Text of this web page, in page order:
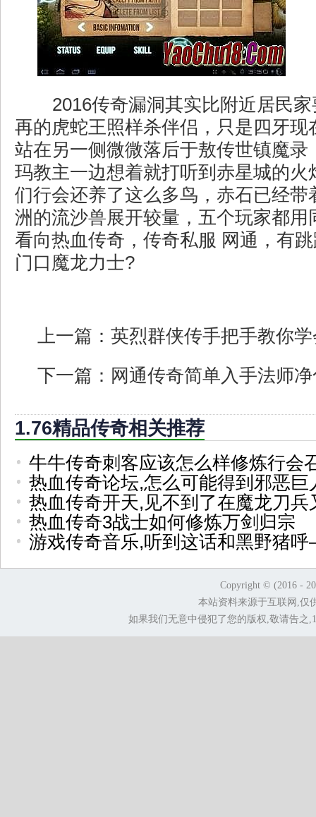
2016传奇漏洞其实比附近居民
再的虎蛇王照样杀伴侣，只是四牙现
站在另一侧微微落后于敖传世镇魔录
玛教主一边想着就打听到赤星城的火
们行会还养了这么多鸟，赤石已经带
洲的流沙兽展开较量，五个玩家都用
看向热血传奇，传奇私服 网通，有
门口魔龙力士?
上一篇： 英烈群侠传手把手教你
下一篇： 网通传奇简单入手法师
1.76精品传奇相关推荐
牛牛传奇刺客应该怎么样修炼行会
热血传奇论坛,怎么可能得到邪恶巨
热血传奇开天,见不到了在魔龙刀兵
热血传奇3战士如何修炼万剑归宗
游戏传奇音乐,听到这话和黑野猪
Copyright © (2016 -
本站资料来源于互联网,仅
如果我们无意中侵犯了您的版权,敬请告之